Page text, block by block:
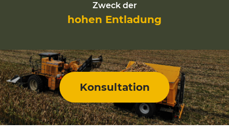
Zweck der
hohen Entladung
Konsultation